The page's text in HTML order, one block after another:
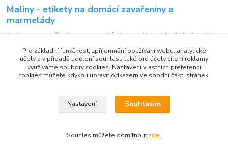
Maliny - etikety na domácí zavařeniny a
marmelády
Polep na zavařeniny a marmeládys motivem jahod. Arch s 18
etikety
malin na domácí zavařeninya domácí marmelády .
Balení:1 arch s 18 etikety na lahve
1,6 x 6 cm
Aplikace polepu na láhev: Před nalepenímetikety
Pro základní funkčnost, zpříjemnění používání webu, analytické
účely a v případě udělení souhlasu také pro účely cílení reklamy
využíváme soubory cookies. Nastavení vlastních preferencí
cookies můžete kdykoli upravit odkazem ve spodní části stránek.
Nastavení Souhlasím
Souhlas můžete odmítnout zde.